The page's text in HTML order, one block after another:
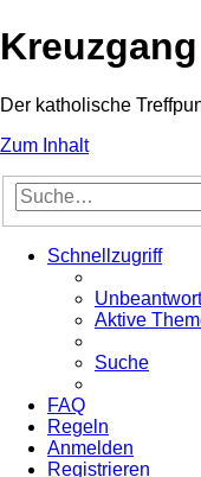
Kreuzgang
Der katholische
Zum Inhalt
Schnellzugriff
Aktive
Suche
FAQ
Regeln
Anmelden
Registrieren